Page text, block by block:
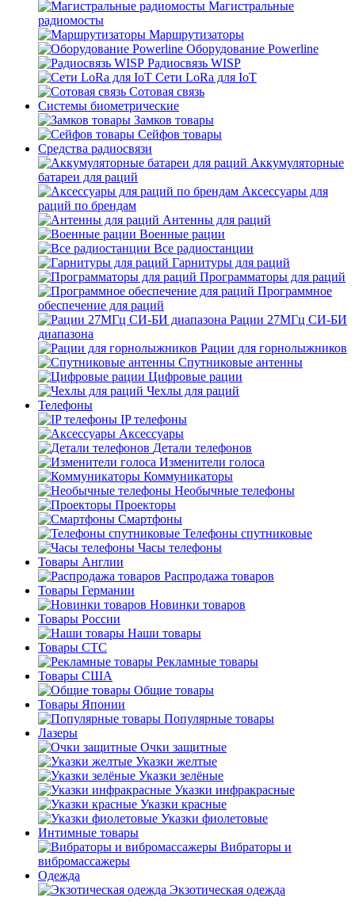
Магистральные
радиомосты
Маршрутизаторы
Оборудование Powerline
Радиосвязь WISP
Сети LoRa для IoT
Сотовая связь
Системы биометрические
Замков товары
Сейфов товары
Средства радиосвязи
Аккумуляторные
батареи для раций
Аксессуары для
раций по брендам
Антенны для раций
Военные рации
Все радиостанции
Гарнитуры для раций
Программаторы для раций
Программное
обеспечение для раций
Рации 27МГц СИ-БИ
диапазона
Рации для горнолыжников
Спутниковые антенны
Цифровые рации
Чехлы для раций
Телефоны
IP телефоны
Аксессуары
Детали телефонов
Изменители голоса
Коммуникаторы
Необычные телефоны
Проекторы
Смартфоны
Телефоны спутниковые
Часы телефоны
Товары Англии
Распродажа товаров
Товары Германии
Новинки товаров
Товары России
Наши товары
Товары СТС
Рекламные товары
Товары США
Общие товары
Товары Японии
Популярные товары
Лазеры
Очки защитные
Указки желтые
Указки зелёные
Указки инфракрасные
Указки красные
Указки фиолетовые
Интимные товары
Вибраторы и
вибромассажеры
Одежда
Экзотическая одежда